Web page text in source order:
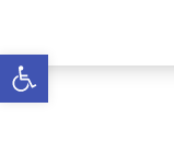
פתח